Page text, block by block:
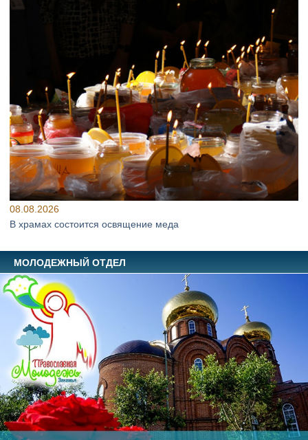
08.08.2026
В храмах состоится освящение меда
МОЛОДЕЖНЫЙ ОТДЕЛ